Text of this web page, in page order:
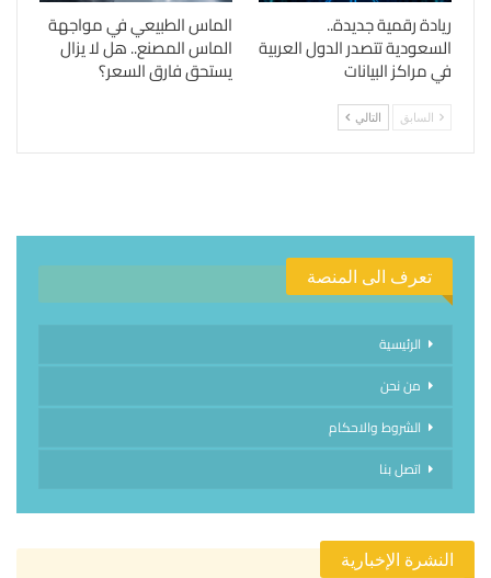
ريادة رقمية جديدة..
السعودية تتصدر الدول العربية
في مراكز البيانات
الماس الطبيعي في مواجهة
الماس المصنع.. هل لا يزال
يستحق فارق السعر؟
السابق التالي
تعرف الى المنصة
الرئيسية
من نحن
الشروط والاحكام
اتصل بنا
النشرة الإخبارية